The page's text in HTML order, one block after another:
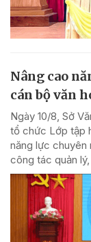
Nâng cao
cán bộ văn
Ngày 10/8, Sở
tổ chức Lớp tập
năng lực
công tác quản